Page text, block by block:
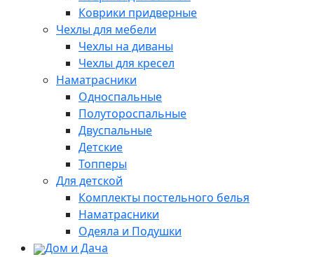
Коврики придверные
Чехлы для мебели
Чехлы на диваны
Чехлы для кресел
Наматрасники
Односпальные
Полутороспальные
Двуспальные
Детские
Топперы
Для детской
Комплекты постельного белья
Наматрасники
Одеяла и Подушки
Дом и Дача